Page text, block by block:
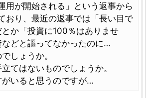
用が開始される」という返事から
おり、最近の返事では「長い目で
とか「投資に100％はありませ
などと謳ってなかったのに…
しょうか。
てはないものでしょうか。
いると思うのですが…